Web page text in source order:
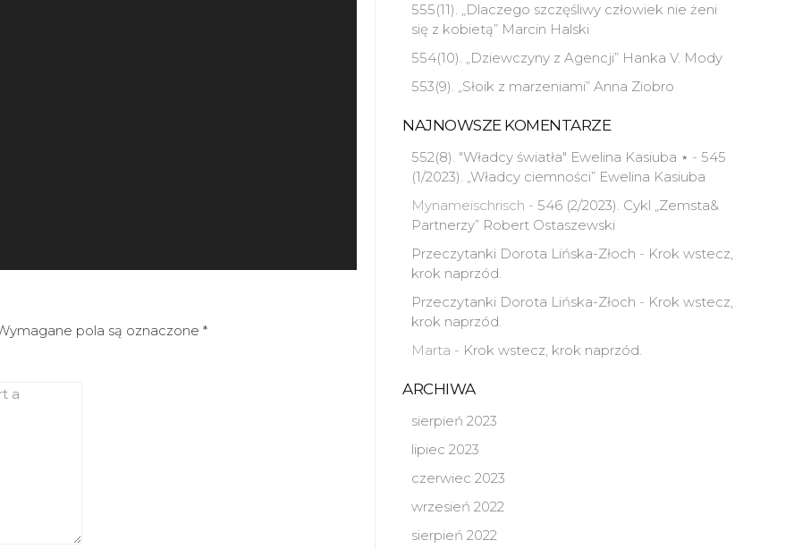
pola są oznaczone *
555(11). „Dlaczego szczęśliwy człowiek nie żeni
się z kobietą” Marcin Halski
554(10). „Dziewczyny z Agencji” Hanka V. Mody
553(9). „Słoik z marzeniami” Anna Ziobro
NAJNOWSZE KOMENTARZE
552(8). "Władcy światła" Ewelina Kasiuba ⋆ - 545
(1/2023). „Władcy ciemności” Ewelina Kasiuba
Mynameischrisch - 546 (2/2023). Cykl „Zemsta&
Partnerzy” Robert Ostaszewski
Przeczytanki Dorota Lińska-Złoch - Krok wstecz,
krok naprzód.
Przeczytanki Dorota Lińska-Złoch - Krok wstecz,
krok naprzód.
Marta - Krok wstecz, krok naprzód.
ARCHIWA
sierpień 2023
lipiec 2023
czerwiec 2023
wrzesień 2022
sierpień 2022